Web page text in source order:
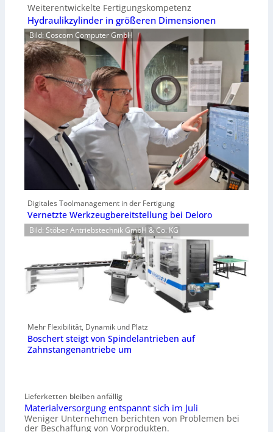
Weiterentwickelte Fertigungskompetenz
Hydraulikzylinder in größeren Dimensionen
Bild: Coscom Computer GmbH
Digitales Toolmanagement in der Fertigung
Vernetzte Werkzeugbereitstellung bei Deloro
Bild: Stöber Antriebstechnik GmbH & Co. KG
Mehr Flexibilität, Dynamik und Platz
Boschert steigt von Spindelantrieben auf
Zahnstangenantriebe um
Lieferketten bleiben anfällig
Materialversorgung entspannt sich im Juli
Weniger Unternehmen berichten von Problemen bei
der Beschaffung von Vorprodukten.